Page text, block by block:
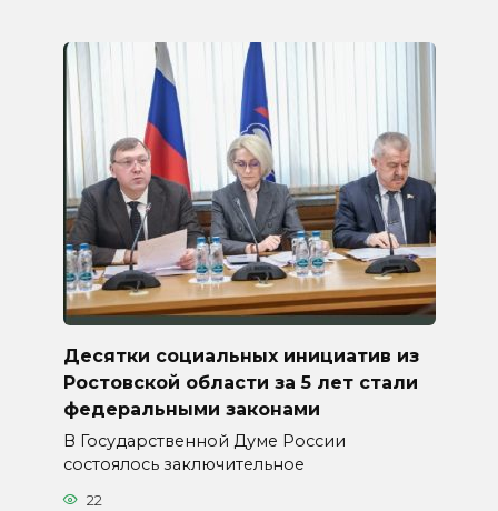
Десятки социальных инициатив из
Ростовской области за 5 лет стали
федеральными законами
В Государственной Думе России
состоялось заключительное
22